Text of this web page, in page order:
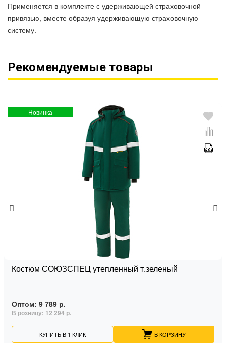
Применяется в комплекте с удерживающей страховочной
привязью, вместе образуя удерживающую страховочную
систему.
Рекомендуемые товары
Новинка
Костюм СОЮЗСПЕЦ утепленный т.зеленый
Оптом: 9 789 р.
В розницу: 12 294 р.
КУПИТЬ В 1 КЛИК В КОРЗИНУ